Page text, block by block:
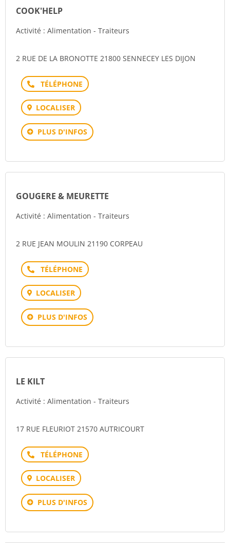
COOK'HELP
Activité : Alimentation - Traiteurs
2 RUE DE LA BRONOTTE 21800 SENNECEY LES DIJON
Téléphone
LOCALISER
PLUS D'INFOS
GOUGERE & MEURETTE
Activité : Alimentation - Traiteurs
2 RUE JEAN MOULIN 21190 CORPEAU
Téléphone
LOCALISER
PLUS D'INFOS
LE KILT
Activité : Alimentation - Traiteurs
17 RUE FLEURIOT 21570 AUTRICOURT
Téléphone
LOCALISER
PLUS D'INFOS